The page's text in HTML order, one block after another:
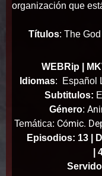
organización que
Títulos: The
WEBRip |
Idiomas:
Español
Subtitulos:
Género:
Temática: Cómic.
Episodios: 13 |